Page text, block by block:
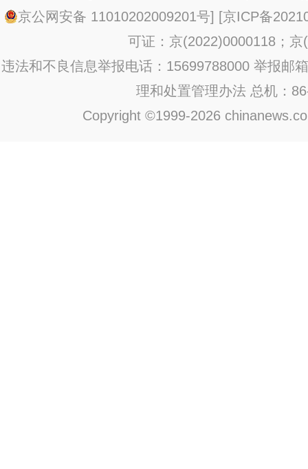
京公网安备 11010202009201号] [京ICP备
可证：京(2022)0000118；京
违法和不良信息举报电话：15699788000 举报邮
理和处置管理办法 总机：
Copyright ©1999-2026